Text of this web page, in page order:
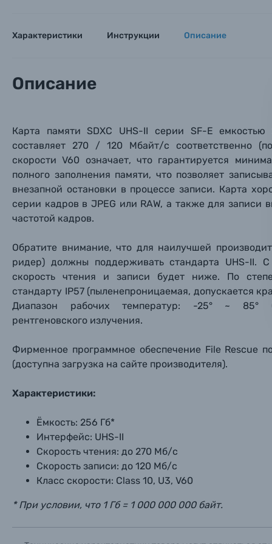
Ваш
Ваш
Вспышки для фотоаппаратов
Оптические приборы
Электроника
Материалы
Осветительное оборудование
Фоторамки
Фотоальбомы
Книги о фотографии, альбомы известных
Солнцезащитные очки
Б/У фототехника (Комиссионные товары)
Уценённые товары
Вами с
Имя*
Номер
Нажимая
Характеристики Инструкции Описание
Описание
Карта памяти SDXC UHS-II серии SF-E
составляет 270 / 120 Мбайт/с соответственно
скорости V60 означает, что гарантируется
полного заполнения памяти, что позволяет
внезапной остановки в процессе записи. Карта
серии кадров в JPEG или RAW, а также для
частотой кадров.
Обратите внимание, что для наилучшей
ридер) должны поддерживать стандарта UHS-II.
скорость чтения и записи будет ниже. По
стандарту IP57 (пыленепроницаемая, допускается
Диапазон рабочих температур: -25° ~ 85°
рентгеновского излучения.
Фирменное программное обеспечение File Rescue
(доступна загрузка на сайте производителя).
Характеристики:
Ёмкость: 256 Гб*
Интерфейс: UHS-II
Скорость чтения: до 270 Мб/с
Скорость записи: до 120 Мб/с
Класс скорости: Class 10, U3, V60
* При условии, что 1 Гб = 1 000 000 000 байт.
Ваш